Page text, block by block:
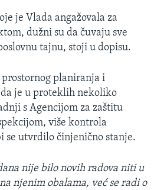
je Vlada angažovala za
dužni su da čuvaju sve
tajnu, stoji u dopisu.
planiranja i
je u proteklih nekoliko
s Agencijom za zaštitu
više kontrola
se utvrdilo činjenično stanje.
nije bilo novih radova niti u
njenim obalama, već se radi o